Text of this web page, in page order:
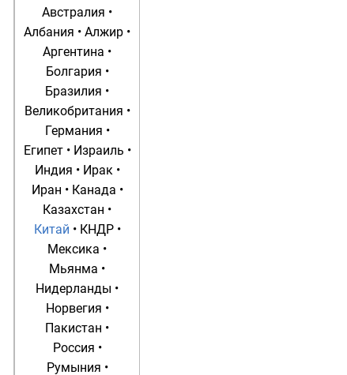
Австралия •
Албания • Алжир •
Аргентина •
Болгария •
Бразилия •
Великобритания •
Германия •
Египет• Израиль •
Индия • Ирак•
Иран • Канада •
Казахстан •
Китай • КНДР•
Мексика •
Мьянма •
Нидерланды •
Норвегия •
Пакистан •
Россия •
Румыния •